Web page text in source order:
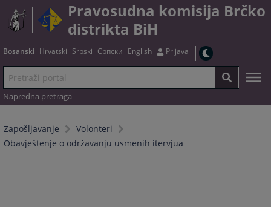
Pravosudna komisija Brčko
distrikta BiH
Bosanski Hrvatski Srpski Српски English Prijava
Napredna pretraga
Zapošljavanje
Volonteri
Obavještenje o održavanju usmenih itervjua